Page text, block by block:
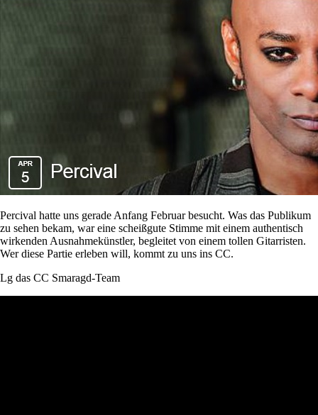
Percival hatte uns gerade Anfang Februar besucht. Was das Publikum
zu sehen bekam, war eine scheißgute Stimme mit einem authentisch
wirkenden Ausnahmekünstler, begleitet von einem tollen Gitarristen.
Wer diese Partie erleben will, kommt zu uns ins CC.
Lg das CC Smaragd-Team